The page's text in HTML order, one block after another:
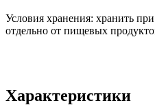
Условия хранения: хранить
отдельно от пищевых
Характеристики